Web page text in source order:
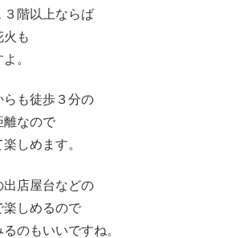
３階以上ならば
火も
。
らも徒歩３分の
離なので
しめます。
出店屋台などの
楽しめるので
のもいいですね。